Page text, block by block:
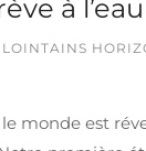
à l’eau
LOINTAINS
monde est